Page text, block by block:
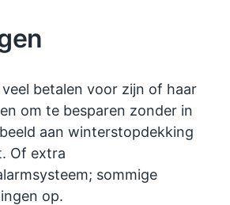
betalen voor zijn of haar
om te besparen zonder in
aan winterstopdekking
Of extra
sommige
op.